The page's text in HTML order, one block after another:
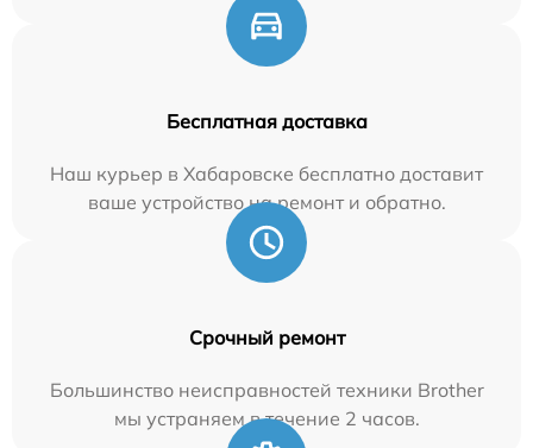
Бесплатная доставка
Наш курьер в Хабаровске бесплатно доставит
ваше устройство на ремонт и обратно.
Срочный ремонт
Большинство неисправностей техники Brother
мы устраняем в течение 2 часов.